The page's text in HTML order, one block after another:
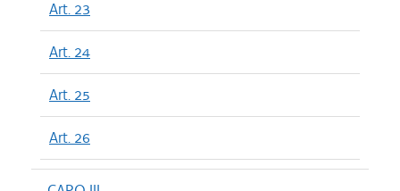
Art. 23
Art. 24
Art. 25
Art. 26